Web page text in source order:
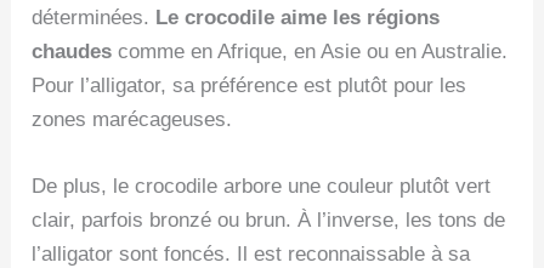
déterminées. Le crocodile aime les régions
chaudes comme en Afrique, en Asie ou en Australie.
Pour l’alligator, sa préférence est plutôt pour les
zones marécageuses.
De plus, le crocodile arbore une couleur plutôt vert
clair, parfois bronzé ou brun. À l’inverse, les tons de
l’alligator sont foncés. Il est reconnaissable à sa